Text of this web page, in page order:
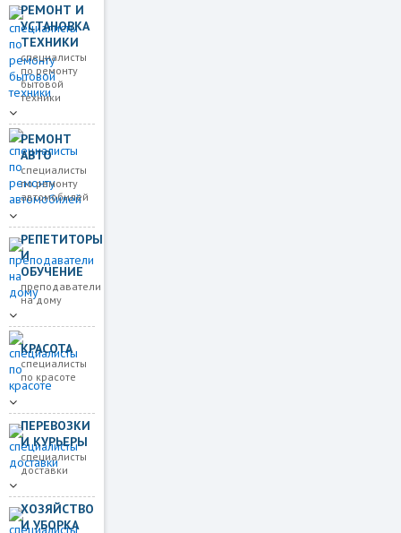
РЕМОНТ И
УСТАНОВКА
ТЕХНИКИ
специалисты
по ремонту
бытовой
техники
РЕМОНТ
АВТО
специалисты
по ремонту
автомобилей
РЕПЕТИТОРЫ
И
ОБУЧЕНИЕ
преподаватели
на дому
КРАСОТА
специалисты
по красоте
ПЕРЕВОЗКИ
И КУРЬЕРЫ
специалисты
доставки
ХОЗЯЙСТВО
И УБОРКА